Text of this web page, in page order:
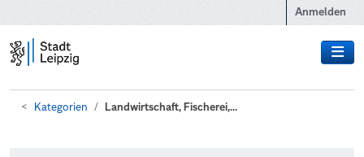
Anmelden
Kategorien Landwirtschaft, Fischerei,...